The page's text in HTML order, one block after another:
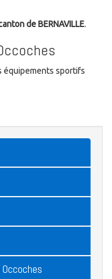
de BERNAVILLE.
équipements sportifs